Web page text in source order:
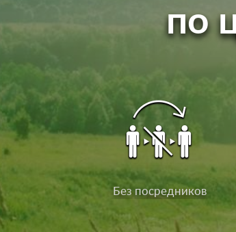
по
Без посредников